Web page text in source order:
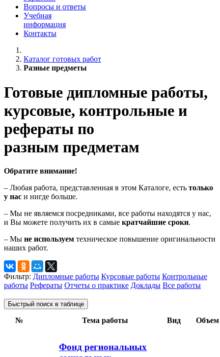
Вопросы и ответы
Учебная
информация
Контакты
Каталог готовых работ
Разные предметы
Готовые дипломные работы,
курсовые, контрольные и
рефераты по
разным предметам
Обратите внимание!
– Любая работа, представленная в этом Каталоге, есть только
у нас и нигде больше.
– Мы не являемся посредниками, все работы находятся у нас,
и Вы можете получить их в самые кратчайшие сроки.
– Мы не используем техническое повышение оригинальности
наших работ.
Фильтр: Дипломные работы Курсовые работы Контрольные
работы Рефераты Отчеты о практике Доклады Все работы
Быстрый поиск в таблице
№ Тема работы Вид Объем
Фонд региональных